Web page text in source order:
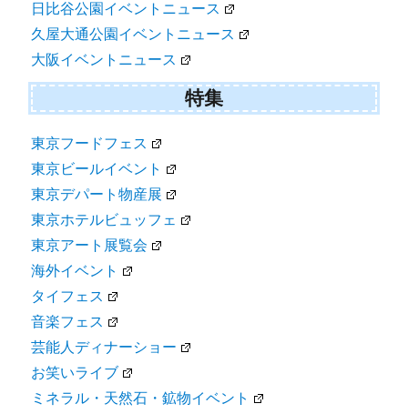
日比谷公園イベントニュース
久屋大通公園イベントニュース
大阪イベントニュース
特集
東京フードフェス
東京ビールイベント
東京デパート物産展
東京ホテルビュッフェ
東京アート展覧会
海外イベント
タイフェス
音楽フェス
芸能人ディナーショー
お笑いライブ
ミネラル・天然石・鉱物イベント